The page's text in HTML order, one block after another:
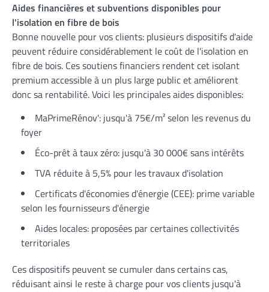
Aides financières et subventions disponibles pour
l'isolation en fibre de bois
Bonne nouvelle pour vos clients: plusieurs dispositifs d'aide
peuvent réduire considérablement le coût de l'isolation en
fibre de bois. Ces soutiens financiers rendent cet isolant
premium accessible à un plus large public et améliorent
donc sa rentabilité. Voici les principales aides disponibles:
MaPrimeRénov': jusqu'à 75€/m² selon les revenus du
foyer
Éco-prêt à taux zéro: jusqu'à 30 000€ sans intérêts
TVA réduite à 5,5% pour les travaux d'isolation
Certificats d'économies d'énergie (CEE): prime variable
selon les fournisseurs d'énergie
Aides locales: proposées par certaines collectivités
territoriales
Ces dispositifs peuvent se cumuler dans certains cas,
réduisant ainsi le reste à charge pour vos clients jusqu'à